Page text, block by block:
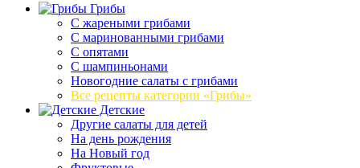
Грибы
C жареными грибами
C маринованными грибами
C опятами
C шампиньонами
Новогодние салаты с грибами
Все рецепты категории «Грибы»
Детские
Другие салаты для детей
На день рождения
На Новый год